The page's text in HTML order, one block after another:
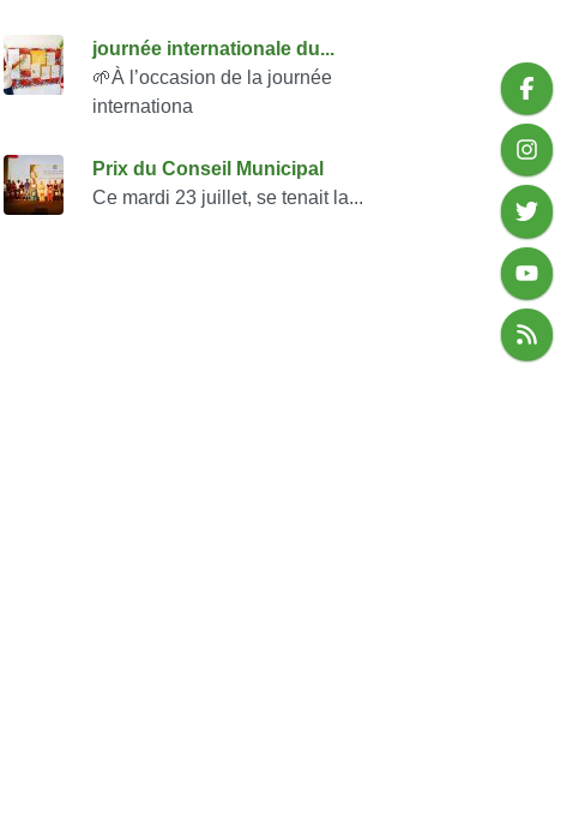
journée internationale du...
🌱À l’occasion de la journée
internationa
Prix du Conseil Municipal
Ce mardi 23 juillet, se tenait la...